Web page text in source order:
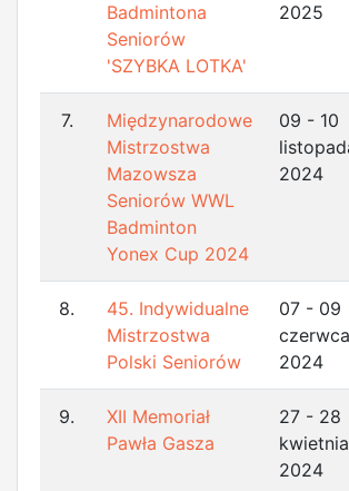
Badmintona
Seniorów
'SZYBKA LOTKA'
2025
7.
Międzynarodowe
Mistrzostwa
Mazowsza
Seniorów WWL
Badminton
Yonex Cup 2024
09 - 10
2024
8.
45. Indywidualne
Mistrzostwa
Polski Seniorów
07 - 09
czerwca
2024
9.
XII Memoriał
Pawła Gasza
27 - 28
kwietnia
2024